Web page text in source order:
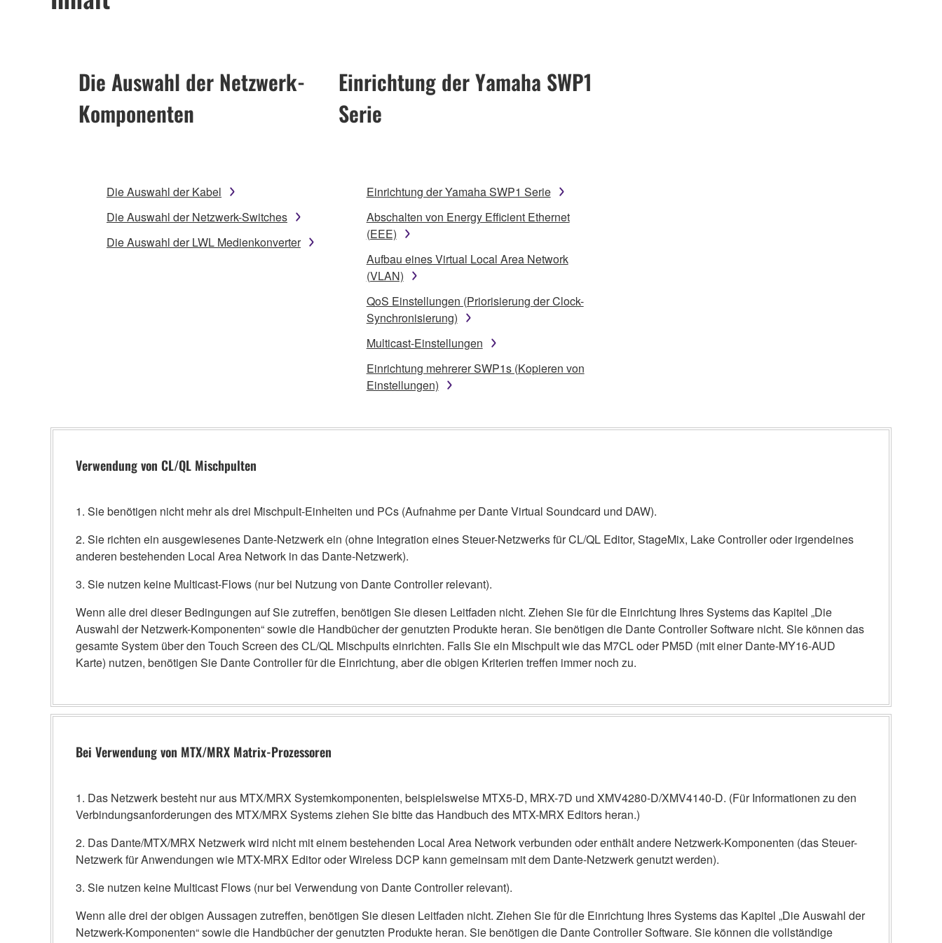
Die Auswahl der Netzwerk-
Komponenten
Die Auswahl der Kabel
Die Auswahl der Netzwerk-Switches
Die Auswahl der LWL Medienkonverter
Einrichtung der Yamaha SWP1
Serie
Einrichtung der Yamaha SWP1 Serie
Abschalten von Energy Efficient Ethernet
(EEE)
Aufbau eines Virtual Local Area Network
(VLAN)
QoS Einstellungen (Priorisierung der Clock-
Synchronisierung)
Multicast-Einstellungen
Einrichtung mehrerer SWP1s (Kopieren von
Einstellungen)
Verwendung von CL/QL Mischpulten
1. Sie benötigen nicht mehr als drei Mischpult-Einheiten und PCs (Aufnahme per Dante Virtual Soundcard und DAW).
2. Sie richten ein ausgewiesenes Dante-Netzwerk ein (ohne Integration eines Steuer-Netzwerks für CL/QL Editor, StageMix, Lake Controller oder irgendeines
anderen bestehenden Local Area Network in das Dante-Netzwerk).
3. Sie nutzen keine Multicast-Flows (nur bei Nutzung von Dante Controller relevant).
Wenn alle drei dieser Bedingungen auf Sie zutreffen, benötigen Sie diesen Leitfaden nicht. Ziehen Sie für die Einrichtung Ihres Systems das Kapitel „Die
Auswahl der Netzwerk-Komponenten“ sowie die Handbücher der genutzten Produkte heran. Sie benötigen die Dante Controller Software nicht. Sie können das
gesamte System über den Touch Screen des CL/QL Mischpults einrichten. Falls Sie ein Mischpult wie das M7CL oder PM5D (mit einer Dante-MY16-AUD
Karte) nutzen, benötigen Sie Dante Controller für die Einrichtung, aber die obigen Kriterien treffen immer noch zu.
Bei Verwendung von MTX/MRX Matrix-Prozessoren
1. Das Netzwerk besteht nur aus MTX/MRX Systemkomponenten, beispielsweise MTX5-D, MRX-7D und XMV4280-D/XMV4140-D. (Für Informationen zu den
Verbindungsanforderungen des MTX/MRX Systems ziehen Sie bitte das Handbuch des MTX-MRX Editors heran.)
2. Das Dante/MTX/MRX Netzwerk wird nicht mit einem bestehenden Local Area Network verbunden oder enthält andere Netzwerk-Komponenten (das Steuer-
Netzwerk für Anwendungen wie MTX-MRX Editor oder Wireless DCP kann gemeinsam mit dem Dante-Netzwerk genutzt werden).
3. Sie nutzen keine Multicast Flows (nur bei Verwendung von Dante Controller relevant).
Wenn alle drei der obigen Aussagen zutreffen, benötigen Sie diesen Leitfaden nicht. Ziehen Sie für die Einrichtung Ihres Systems das Kapitel „Die Auswahl der
Netzwerk-Komponenten“ sowie die Handbücher der genutzten Produkte heran. Sie benötigen die Dante Controller Software. Sie können die vollständige